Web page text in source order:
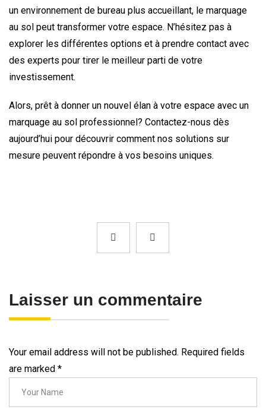
un environnement de bureau plus accueillant, le marquage
au sol peut transformer votre espace. N’hésitez pas à
explorer les différentes options et à prendre contact avec
des experts pour tirer le meilleur parti de votre
investissement.
Alors, prêt à donner un nouvel élan à votre espace avec un
marquage au sol professionnel? Contactez-nous dès
aujourd’hui pour découvrir comment nos solutions sur
mesure peuvent répondre à vos besoins uniques.
Laisser un commentaire
Your email address will not be published. Required fields
are marked *